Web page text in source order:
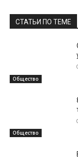
СТАТЬИ ПО ТЕМЕ
Общество
Общество